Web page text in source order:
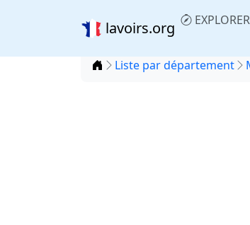
lavoirs.org EXPLORER
Accueil
Liste par département